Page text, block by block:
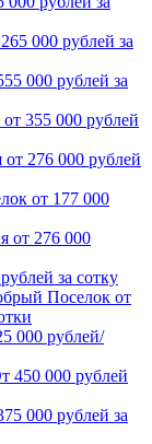
000 рублей за
000 рублей за
от 355 000 рублей
от 276 000 рублей
от 177 000
от 276 000
за сотку
Поселок от
000 рублей/
450 000 рублей
000 рублей за